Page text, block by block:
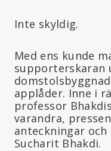
Inte skyldig.
Med ens kunde
supporterskaran
applåder. Inne i
professor
varandra,
anteckningar
Sucharit Bhakdi.